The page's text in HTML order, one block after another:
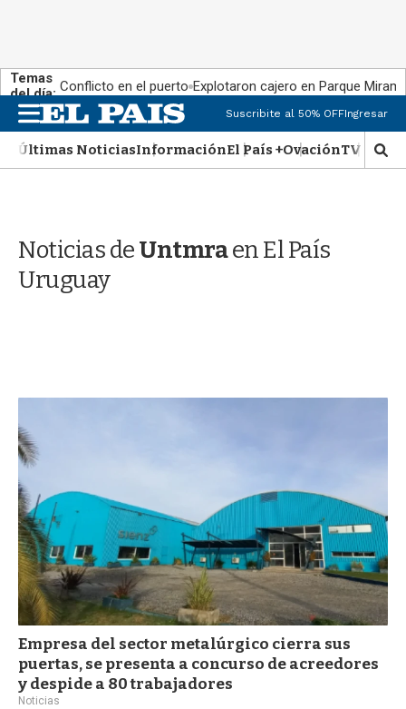
Temas
del día: Conflicto en el puerto Explotaron cajero en Parque
M
e
n
u
Suscribite al 50% OFFIngresar
Últimas NoticiasInformaciónEl País +OvaciónTV Show
M
o
d
Noticias deUntmraen El País
Uruguay
Empresa del sector metalúrgico cierra sus
puertas, se presenta a concurso de acreedores
y despide a 80 trabajadores
Noticias